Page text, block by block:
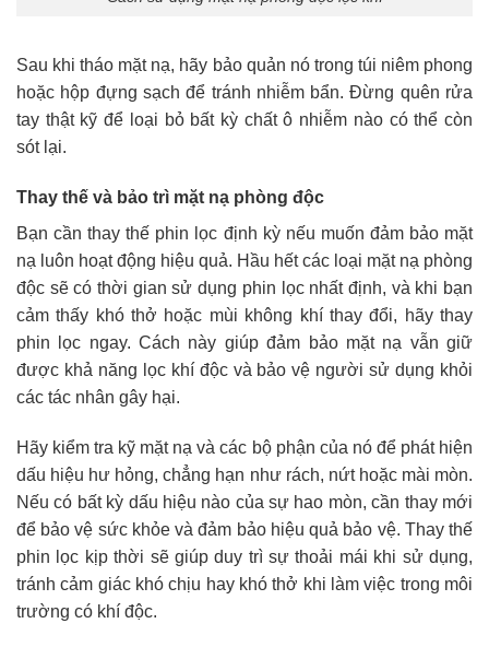
Sau khi tháo mặt nạ, hãy bảo quản nó trong túi niêm phong
hoặc hộp đựng sạch để tránh nhiễm bẩn. Đừng quên rửa
tay thật kỹ để loại bỏ bất kỳ chất ô nhiễm nào có thể còn
sót lại.
Thay thế và bảo trì mặt nạ phòng độc
Bạn cần thay thế phin lọc định kỳ nếu muốn đảm bảo mặt
nạ luôn hoạt động hiệu quả. Hầu hết các loại mặt nạ phòng
độc sẽ có thời gian sử dụng phin lọc nhất định, và khi bạn
cảm thấy khó thở hoặc mùi không khí thay đổi, hãy thay
phin lọc ngay. Cách này giúp đảm bảo mặt nạ vẫn giữ
được khả năng lọc khí độc và bảo vệ người sử dụng khỏi
các tác nhân gây hại.
Hãy kiểm tra kỹ mặt nạ và các bộ phận của nó để phát hiện
dấu hiệu hư hỏng, chẳng hạn như rách, nứt hoặc mài mòn.
Nếu có bất kỳ dấu hiệu nào của sự hao mòn, cần thay mới
để bảo vệ sức khỏe và đảm bảo hiệu quả bảo vệ. Thay thế
phin lọc kịp thời sẽ giúp duy trì sự thoải mái khi sử dụng,
tránh cảm giác khó chịu hay khó thở khi làm việc trong môi
trường có khí độc.